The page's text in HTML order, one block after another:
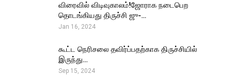
விரைவில் விடிவுகாலம்!ஜோராக நடைபெற
தொடங்கியது திருச்சி ஜு-…
Jan 16, 2024
கூட்ட நெரிசலை தவிர்ப்பதற்காக திருச்சியில்
இருந்து…
Sep 15, 2024